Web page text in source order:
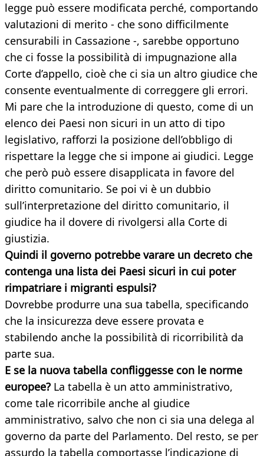
legge può essere modificata perché, comportando
valutazioni di merito - che sono difficilmente
censurabili in Cassazione -, sarebbe opportuno
che ci fosse la possibilità di impugnazione alla
Corte d’appello, cioè che ci sia un altro giudice che
consente eventualmente di correggere gli errori.
Mi pare che la introduzione di questo, come di un
elenco dei Paesi non sicuri in un atto di tipo
legislativo, rafforzi la posizione dell’obbligo di
rispettare la legge che si impone ai giudici. Legge
che però può essere disapplicata in favore del
diritto comunitario. Se poi vi è un dubbio
sull’interpretazione del diritto comunitario, il
giudice ha il dovere di rivolgersi alla Corte di
giustizia.
Quindi il governo potrebbe varare un decreto che
contenga una lista dei Paesi sicuri in cui poter
rimpatriare i migranti espulsi?
Dovrebbe produrre una sua tabella, specificando
che la insicurezza deve essere provata e
stabilendo anche la possibilità di ricorribilità da
parte sua.
E se la nuova tabella confliggesse con le norme
europee? La tabella è un atto amministrativo,
come tale ricorribile anche al giudice
amministrativo, salvo che non ci sia una delega al
governo da parte del Parlamento. Del resto, se per
assurdo la tabella comportasse l’indicazione di